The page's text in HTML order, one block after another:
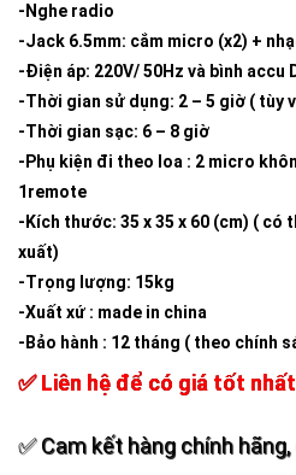
-Nghe radio
-Jack 6.5mm: cắm micro (x2) +
-Điện áp: 220V/ 50Hz và bình accu
-Thời gian sử dụng: 2 – 5 giờ ( tùy
-Thời gian sạc: 6 – 8 giờ
-Phụ kiện đi theo loa : 2 micro
1remote
-Kích thước: 35 x 35 x 60 (cm) (
xuất)
-Trọng lượng: 15kg
-Xuất xứ : made in china
-Bảo hành : 12 tháng ( theo chính
✅ Liên hệ để có giá tốt nhất
✅ Cam kết hàng chính